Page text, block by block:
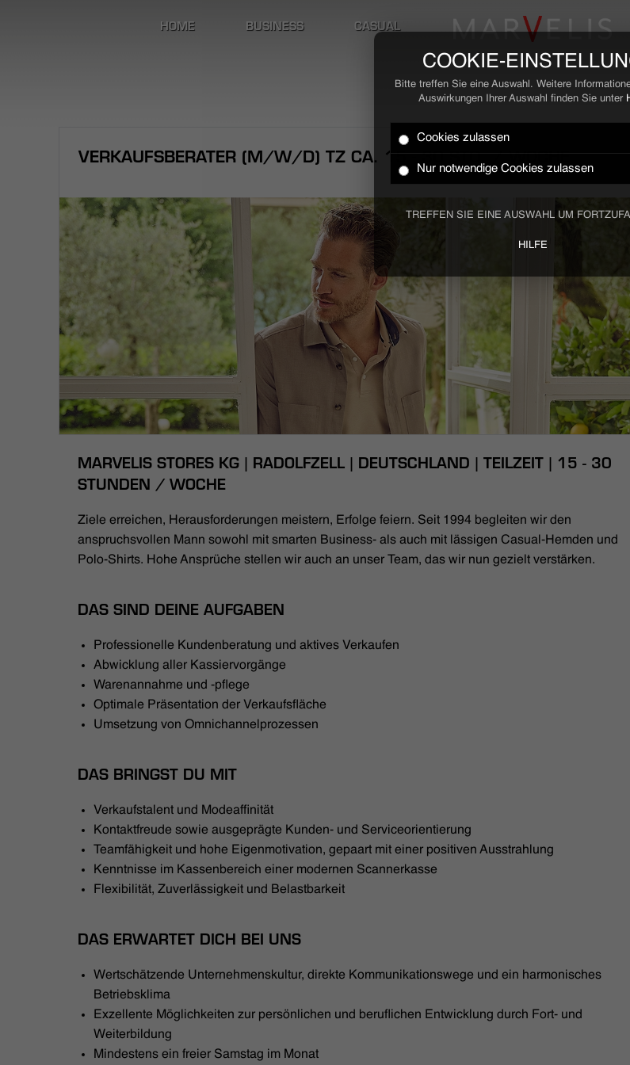
COOKIE-
Bitte treffen Sie eine Auswahl. Weitere
Auswirkungen Ihrer Auswahl finden Sie unter
Cookies zulassen
Nur notwendige Cookies zulassen
TREFFEN SIE EINE AUSWAHL UM
HILFE
HOME BUSINESS CASUAL
VERKAUFSBERATER (M/W/D) TZ CA. 15 - 30 STD. / WOCHE
MARVELIS STORES KG | RADOLFZELL | DEUTSCHLAND | TEILZEIT | 15 - 30
STUNDEN / WOCHE
Ziele erreichen, Herausforderungen meistern, Erfolge feiern. Seit 1994 begleiten wir den
anspruchsvollen Mann sowohl mit smarten Business- als auch mit lässigen Casual-Hemden und
Polo-Shirts. Hohe Ansprüche stellen wir auch an unser Team, das wir nun gezielt verstärken.
DAS SIND DEINE AUFGABEN
Professionelle Kundenberatung und aktives Verkaufen
Abwicklung aller Kassiervorgänge
Warenannahme und -pflege
Optimale Präsentation der Verkaufsfläche
Umsetzung von Omnichannelprozessen
DAS BRINGST DU MIT
Verkaufstalent und Modeaffinität
Kontaktfreude sowie ausgeprägte Kunden- und Serviceorientierung
Teamfähigkeit und hohe Eigenmotivation, gepaart mit einer positiven Ausstrahlung
Kenntnisse im Kassenbereich einer modernen Scannerkasse
Flexibilität, Zuverlässigkeit und Belastbarkeit
DAS ERWARTET DICH BEI UNS
Wertschätzende Unternehmenskultur, direkte Kommunikationswege und ein harmonisches
Betriebsklima
Exzellente Möglichkeiten zur persönlichen und beruflichen Entwicklung durch Fort- und
Weiterbildung
Mindestens ein freier Samstag im Monat